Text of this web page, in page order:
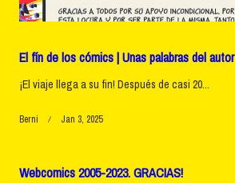
El fín de los cómics | Unas palabras del autor
¡El viaje llega a su fin! Después de casi 20...
Berni Jan 3, 2025
Webcomics 2005-2023. GRACIAS!